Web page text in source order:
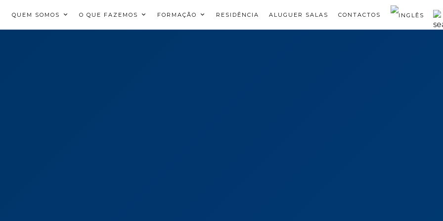
QUEM SOMOS O QUE FAZEMOS FORMAÇÃO RESIDÊNCIA ALUGUER SALAS CONTACTOS